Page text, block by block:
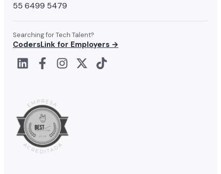
55 6499 5479
Searching for Tech Talent?
CodersLink for Employers →